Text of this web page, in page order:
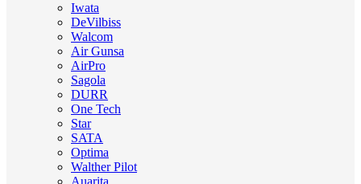
Iwata
DeVilbiss
Walcom
Air Gunsa
AirPro
Sagola
DURR
One Tech
Star
SATA
Optima
Walther Pilot
Auarita